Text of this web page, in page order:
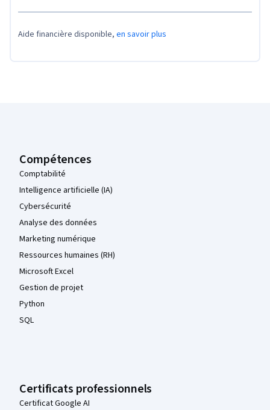
Aide financière disponible, en savoir plus
Compétences
Comptabilité
Intelligence artificielle (IA)
Cybersécurité
Analyse des données
Marketing numérique
Ressources humaines (RH)
Microsoft Excel
Gestion de projet
Python
SQL
Certificats professionnels
Certificat Google AI